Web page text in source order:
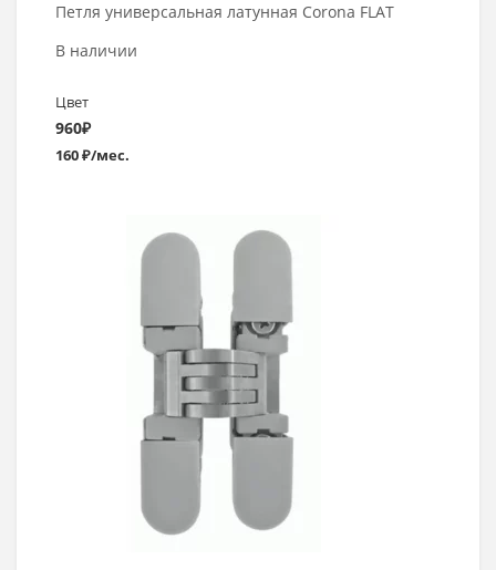
Петля универсальная латунная Corona FLAT
В наличии
Цвет
960₽
160 ₽/мес.
Выбрать >